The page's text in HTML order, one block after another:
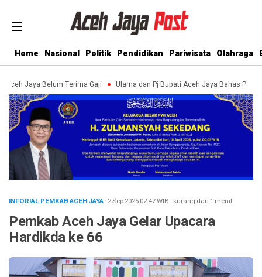
Home Nasional Politik Pendidikan Pariwisata Olahraga
Belum Terima Gaji Ulama dan Pj Bupati Aceh Jaya Bahas Penguatan
INFORIAL PEMKAB ACEH JAYA· 2 Sep 202502:47WIB · kurang dari 1 menit
Pemkab Aceh Jaya Gelar Upacara
Hardikda ke 66